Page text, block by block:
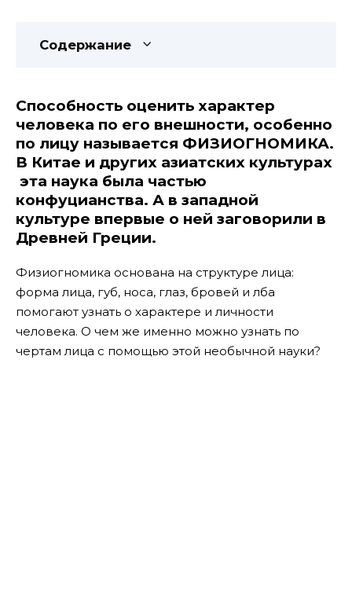
Содержание
Способность оценить характер
человека по его внешности, особенно
по лицу называется ФИЗИОГНОМИКА.
В Китае и других азиатских культурах
эта наука была частью
конфуцианства. А в западной
культуре впервые о ней заговорили в
Древней Греции.
Физиогномика основана на структуре лица:
форма лица, губ, носа, глаз, бровей и лба
помогают узнать о характере и личности
человека. О чем же именно можно узнать по
чертам лица с помощью этой необычной науки?